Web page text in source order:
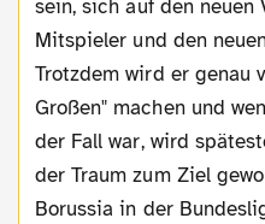
sein, sich auf den neuen
Mitspieler und den
Trotzdem wird er genau
Großen" machen und
der Fall war, wird
der Traum zum Ziel
Borussia in der